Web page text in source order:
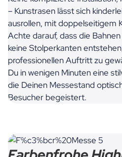
– Kunstrasen lässt sich
ausrollen, mit doppelseitigem
Achte darauf, dass die
keine Stolperkanten
professionellen Auftritt zu
Du in wenigen Minuten eine
die Deinen Messestand
Besucher begeistert.